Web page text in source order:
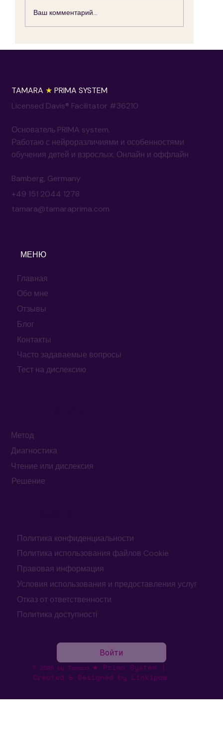
Онлайн-тест на СДВГ у детей: как
Ваш комментарий...
TAMARA ★ PRIMA SYSTEM
Licensed Davis® Facilitator #36210
Основатель PRIMA system.
Работаю с нейроразличиями и особенностями
обучения детей и взрослых. Онлайн и оффлайн
Bamberg, Germany
+49 151 2044 1278
tamara@tamaraprima.com
МЕНЮ
Главная
Обо мне
Отзывы
Блог
Контакты
Часто задаваемые вопросы
Тест на дислексию
Метод
Диагностика
Чтение или дислексия
Решение
Политика конфиденциальности
Политика использования файлов Cookie
Правовая информация
Условия использования и предоставления услуг
Отказ от ответственности
Политика доступності
Войти
© 2026 by Tamara ★ Prima System |
Created & Designed by Linkipaw